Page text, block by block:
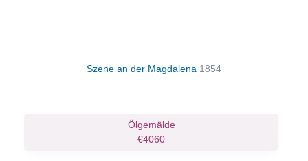
Szene an der Magdalena 1854
Ölgemälde
€4060